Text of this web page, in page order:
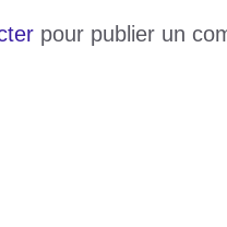
pour publier un